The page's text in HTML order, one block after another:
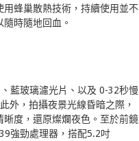
蜂巢散熱技術，持續使用並不
時隨地回血。
藍玻璃濾光片、以及 0-32秒慢
外，拍攝夜景光線昏暗之際，
度，還原燦爛夜色。至於前鏡
強勁處理器，搭配5.2吋